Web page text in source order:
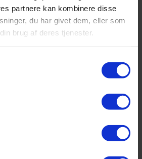
partnere kan kombinere disse
du har givet dem, eller som
brug af deres tjenester.